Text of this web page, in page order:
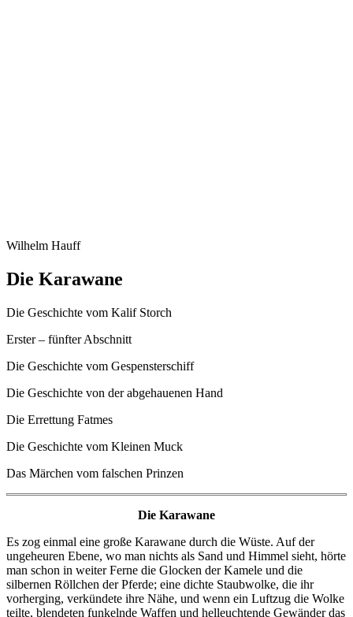
Wilhelm Hauff
Die Karawane
Die Geschichte vom Kalif Storch
Erster – fünfter Abschnitt
Die Geschichte vom Gespensterschiff
Die Geschichte von der abgehauenen Hand
Die Errettung Fatmes
Die Geschichte vom Kleinen Muck
Das Märchen vom falschen Prinzen
Die Karawane
Es zog einmal eine große Karawane durch die Wüste. Auf der
ungeheuren Ebene, wo man nichts als Sand und Himmel sieht, hörte
man schon in weiter Ferne die Glocken der Kamele und die
silbernen Röllchen der Pferde; eine dichte Staubwolke, die ihr
vorherging, verkündete ihre Nähe, und wenn ein Luftzug die Wolke
teilte, blendeten funkelnde Waffen und helleuchtende Gewänder das